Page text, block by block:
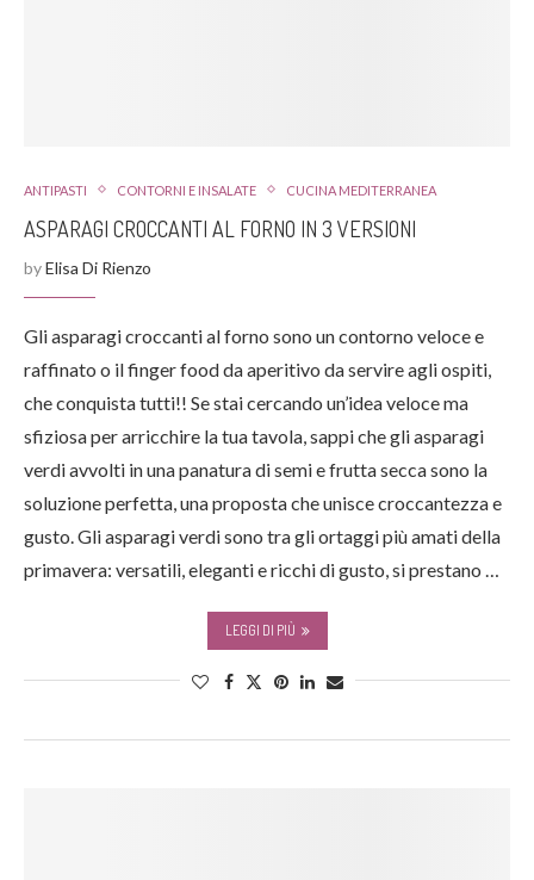
ANTIPASTI CONTORNI E INSALATE CUCINA MEDITERRANEA
ASPARAGI CROCCANTI AL FORNO IN 3 VERSIONI
byElisa Di Rienzo
Gli asparagi croccanti al forno sono un contorno veloce e
raffinato o il finger food da aperitivo da servire agli ospiti,
che conquista tutti!! Se stai cercando un’idea veloce ma
sfiziosa per arricchire la tua tavola, sappi che gli asparagi
verdi avvolti in una panatura di semi e frutta secca sono la
soluzione perfetta, una proposta che unisce croccantezza e
gusto. Gli asparagi verdi sono tra gli ortaggi più amati della
primavera: versatili, eleganti e ricchi di gusto, si prestano …
LEGGI DI PIÙ